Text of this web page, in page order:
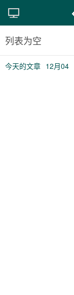
列表为空
今天的文章 12月04